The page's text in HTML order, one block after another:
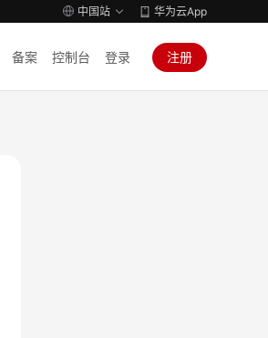
中国站 华为云App
备案 控制台 登录 注册